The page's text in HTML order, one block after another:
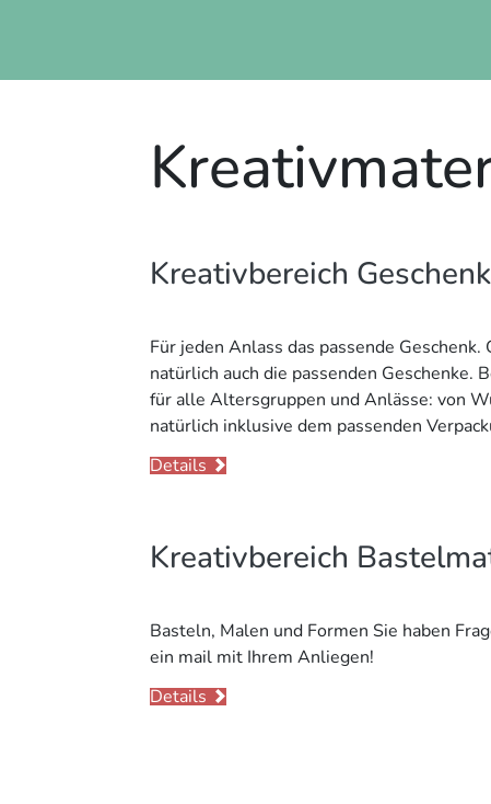
Kreativbereich
Für jeden Anlass das passende
natürlich auch die passenden Geschenke.
für alle Altersgruppen und Anlässe: von
natürlich inklusive dem passenden
Details
Kreativbereich
Basteln, Malen und Formen Sie haben
ein mail mit Ihrem Anliegen!
Details